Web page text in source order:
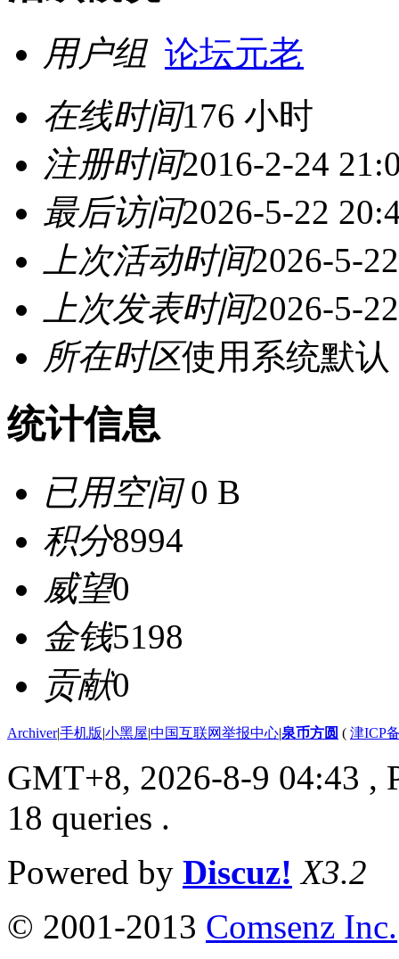
用户组 论坛元老
在线时间176 小时
注册时间2016-2-24
最后访问2026-5-22
上次活动时间2026-5-
上次发表时间2026-5-
所在时区使用系统默认
统计信息
已用空间0 B
积分8994
威望0
金钱5198
贡献0
Archiver|手机版|小黑屋|中国互联网举报中心|泉币方圆 ( 津ICP
GMT+8, 2026-8-9 04:43 ,
18 queries .
Powered by Discuz! X3.2
© 2001-2013 Comsenz Inc.